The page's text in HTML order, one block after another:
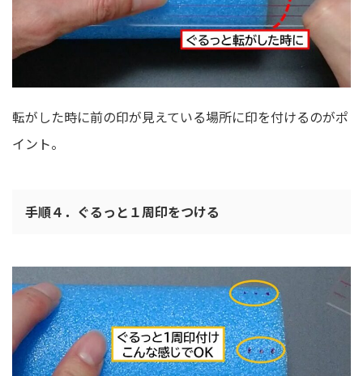
転がした時に前の印が見えている場所に印を付けるのがポ
イント。
手順４．ぐるっと１周印をつける